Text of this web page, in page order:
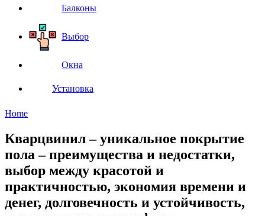
Балконы
Выбор
Окна
Установка
Home
Кварцвинил – уникальное покрытие
пола – преимущества и недостатки,
выбор между красотой и
практичностью, экономия времени и
денег, долговечность и устойчивость,